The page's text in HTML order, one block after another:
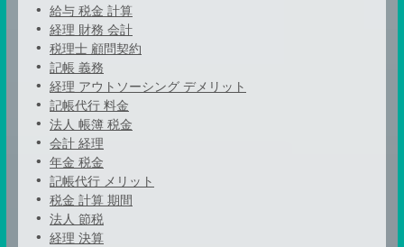
給与 税金 計算
経理 財務 会計
税理士 顧問契約
記帳 義務
経理 アウトソーシング デメリット
記帳代行 料金
法人 帳簿 税金
会計 経理
年金 税金
記帳代行 メリット
税金 計算 期間
法人 節税
経理 決算